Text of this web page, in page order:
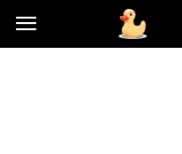
Toysboard.pl